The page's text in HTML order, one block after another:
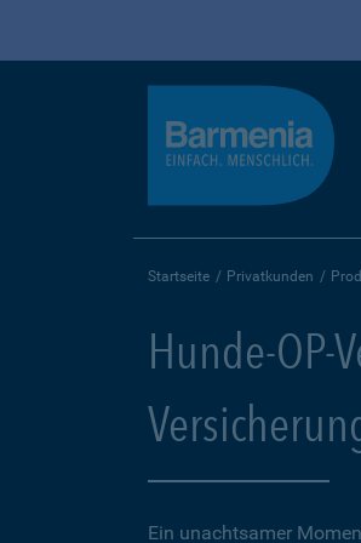
Startseite Privatkunden
Hunde-OP-
Ein unachtsamer